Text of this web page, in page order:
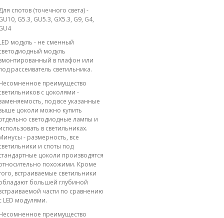
спотов (точечного света) -
G5.3, GU5.3, GX5.3, G9, G4,
модуль - не сменный
модуль
в плафон или
рассеиватель светильника.
преимущество
с цоколями -
под все указанные
цоколи можно купить
светодиодные лампы и
в светильниках.
- размерность, все
и споты под
цоколи производятся
похожими. Кроме
встраиваемые светильники
большей глубиной
части по сравнению
LED модулями.
преимущество